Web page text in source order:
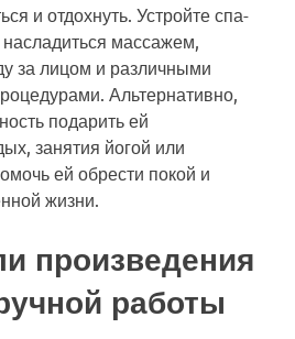
и отдохнуть. Устройте спа-
массажем,
за лицом и различными
Альтернативно,
подарить ей
занятия йогой или
ей обрести покой и
жизни.
произведения
работы